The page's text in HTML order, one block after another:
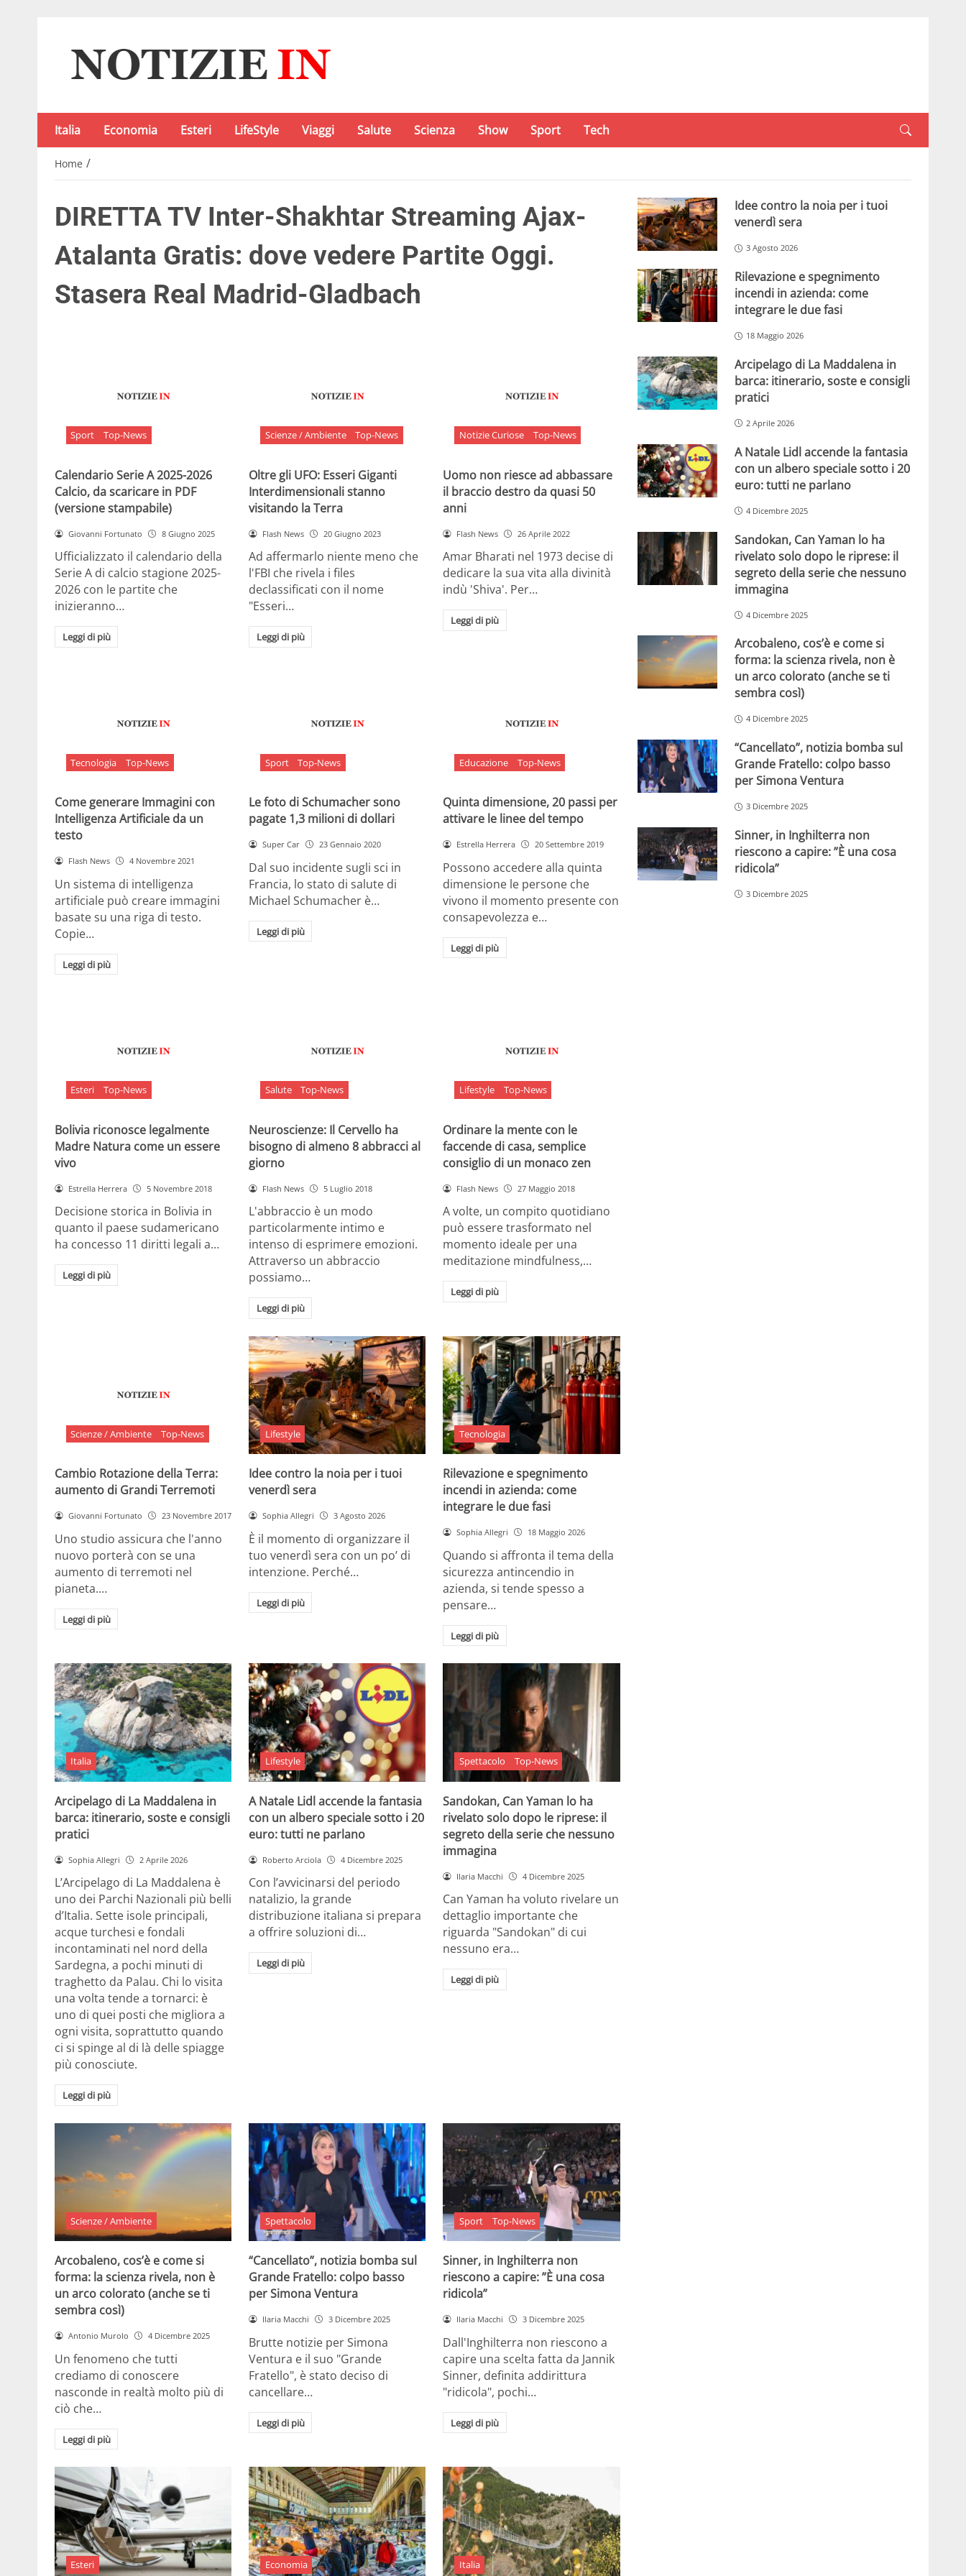
Italia Economia Esteri LifeStyle Viaggi Salute Scienza Show Sport Tech
Home /
DIRETTA TV Inter-Shakhtar Streaming Ajax-
Atalanta Gratis: dove vedere Partite Oggi.
Stasera Real Madrid-Gladbach
Sport Top-News
Calendario Serie A 2025-2026
Calcio, da scaricare in PDF
(versione stampabile)
Giovanni Fortunato 8 Giugno 2025
Ufficializzato il calendario della
Serie A di calcio stagione 2025-
2026 con le partite che
inizieranno…
Leggi di più
Scienze / Ambiente Top-News
Oltre gli UFO: Esseri Giganti
Interdimensionali stanno
visitando la Terra
Flash News 20 Giugno 2023
Ad affermarlo niente meno che
l'FBI che rivela i files
declassificati con il nome
"Esseri…
Leggi di più
Notizie Curiose Top-News
Uomo non riesce ad abbassare
il braccio destro da quasi 50
anni
Flash News 26 Aprile 2022
Amar Bharati nel 1973 decise di
dedicare la sua vita alla divinità
indù 'Shiva'. Per…
Leggi di più
Tecnologia Top-News
Come generare Immagini con
Intelligenza Artificiale da un
testo
Flash News 4 Novembre 2021
Un sistema di intelligenza
artificiale può creare immagini
basate su una riga di testo.
Copie…
Leggi di più
Sport Top-News
Le foto di Schumacher sono
pagate 1,3 milioni di dollari
Super Car 23 Gennaio 2020
Dal suo incidente sugli sci in
Francia, lo stato di salute di
Michael Schumacher è…
Leggi di più
Educazione Top-News
Quinta dimensione, 20 passi per
attivare le linee del tempo
Estrella Herrera 20 Settembre 2019
Possono accedere alla quinta
dimensione le persone che
vivono il momento presente con
consapevolezza e…
Leggi di più
Esteri Top-News
Bolivia riconosce legalmente
Madre Natura come un essere
vivo
Estrella Herrera 5 Novembre 2018
Decisione storica in Bolivia in
quanto il paese sudamericano
ha concesso 11 diritti legali a…
Leggi di più
Salute Top-News
Neuroscienze: Il Cervello ha
bisogno di almeno 8 abbracci al
giorno
Flash News 5 Luglio 2018
L'abbraccio è un modo
particolarmente intimo e
intenso di esprimere emozioni.
Attraverso un abbraccio
possiamo…
Leggi di più
Lifestyle Top-News
Ordinare la mente con le
faccende di casa, semplice
consiglio di un monaco zen
Flash News 27 Maggio 2018
A volte, un compito quotidiano
può essere trasformato nel
momento ideale per una
meditazione mindfulness,…
Leggi di più
Scienze / Ambiente Top-News
Cambio Rotazione della Terra:
aumento di Grandi Terremoti
Giovanni Fortunato 23 Novembre 2017
Uno studio assicura che l'anno
nuovo porterà con se una
aumento di terremoti nel
pianeta.…
Leggi di più
Lifestyle
Idee contro la noia per i tuoi
venerdì sera
Sophia Allegri 3 Agosto 2026
È il momento di organizzare il
tuo venerdì sera con un po’ di
intenzione. Perché…
Leggi di più
Tecnologia
Rilevazione e spegnimento
incendi in azienda: come
integrare le due fasi
Sophia Allegri 18 Maggio 2026
Quando si affronta il tema della
sicurezza antincendio in
azienda, si tende spesso a
pensare…
Leggi di più
Italia
Arcipelago di La Maddalena in
barca: itinerario, soste e consigli
pratici
Sophia Allegri 2 Aprile 2026
L’Arcipelago di La Maddalena è
uno dei Parchi Nazionali più belli
d’Italia. Sette isole principali,
acque turchesi e fondali
incontaminati nel nord della
Sardegna, a pochi minuti di
traghetto da Palau. Chi lo visita
una volta tende a tornarci: è
uno di quei posti che migliora a
ogni visita, soprattutto quando
ci si spinge al di là delle spiagge
più conosciute.
Leggi di più
Lifestyle
A Natale Lidl accende la fantasia
con un albero speciale sotto i 20
euro: tutti ne parlano
Roberto Arciola 4 Dicembre 2025
Con l’avvicinarsi del periodo
natalizio, la grande
distribuzione italiana si prepara
a offrire soluzioni di…
Leggi di più
Spettacolo Top-News
Sandokan, Can Yaman lo ha
rivelato solo dopo le riprese: il
segreto della serie che nessuno
immagina
Ilaria Macchi 4 Dicembre 2025
Can Yaman ha voluto rivelare un
dettaglio importante che
riguarda "Sandokan" di cui
nessuno era…
Leggi di più
Scienze / Ambiente
Arcobaleno, cos’è e come si
forma: la scienza rivela, non è
un arco colorato (anche se ti
sembra così)
Antonio Murolo 4 Dicembre 2025
Un fenomeno che tutti
crediamo di conoscere
nasconde in realtà molto più di
ciò che…
Leggi di più
Spettacolo
“Cancellato”, notizia bomba sul
Grande Fratello: colpo basso
per Simona Ventura
Ilaria Macchi 3 Dicembre 2025
Brutte notizie per Simona
Ventura e il suo "Grande
Fratello", è stato deciso di
cancellare…
Leggi di più
Sport Top-News
Sinner, in Inghilterra non
riescono a capire: ”È una cosa
ridicola”
Ilaria Macchi 3 Dicembre 2025
Dall'Inghilterra non riescono a
capire una scelta fatta da Jannik
Sinner, definita addirittura
"ridicola", pochi…
Leggi di più
Esteri Economia Italia
Idee contro la noia per i tuoi
venerdì sera
3 Agosto 2026
Rilevazione e spegnimento
incendi in azienda: come
integrare le due fasi
18 Maggio 2026
Arcipelago di La Maddalena in
barca: itinerario, soste e consigli
pratici
2 Aprile 2026
A Natale Lidl accende la fantasia
con un albero speciale sotto i 20
euro: tutti ne parlano
4 Dicembre 2025
Sandokan, Can Yaman lo ha
rivelato solo dopo le riprese: il
segreto della serie che nessuno
immagina
4 Dicembre 2025
Arcobaleno, cos’è e come si
forma: la scienza rivela, non è
un arco colorato (anche se ti
sembra così)
4 Dicembre 2025
“Cancellato”, notizia bomba sul
Grande Fratello: colpo basso
per Simona Ventura
3 Dicembre 2025
Sinner, in Inghilterra non
riescono a capire: ”È una cosa
ridicola”
3 Dicembre 2025